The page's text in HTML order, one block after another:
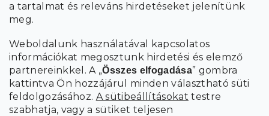
a tartalmat és releváns hirdetéseket jelenítünk
meg.
Weboldalunk használatával kapcsolatos
információkat megosztunk hirdetési és elemző
partnereinkkel. A „Összes elfogadása” gombra
kattintva Ön hozzájárul minden választható süti
feldolgozásához. A sütibeállításokat testre
szabhatja, vagy a sütiket teljesen
Raktáron
83 589 Ft-tól Bővebben